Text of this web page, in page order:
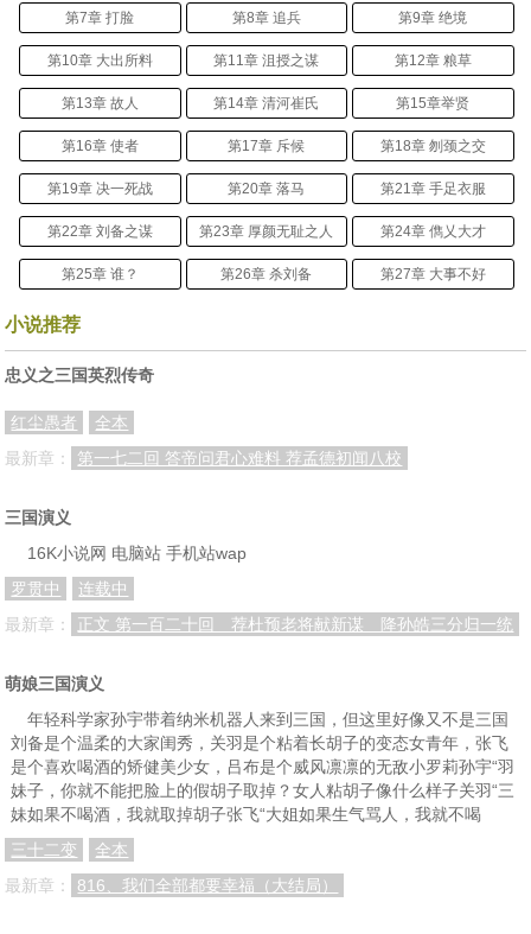
第7章 打脸 第8章 追兵 第9章 绝境
第10章 大出所料 第11章 沮授之谋 第12章 粮草
第13章 故人 第14章 清河崔氏 第15章举贤
第16章 使者 第17章 斥候 第18章 刎颈之交
第19章 决一死战 第20章 落马 第21章 手足衣服
第22章 刘备之谋 第23章 厚颜无耻之人 第24章 儁乂大才
第25章 谁？ 第26章 杀刘备 第27章 大事不好
第28章 围城
第36章 天使 第37章 成公英 第38章 双喜临门
第42章 大儒与虎臣
第45章 深夜来客
第48章 何人之谋？ 第49章 忌惮 第50章 居庸
第57章 榻上对 第58章 牵招之谋 第59章 定计
第60章 三通战鼓 第61章 劫营 第62章 一败涂地
第66章 邺城 第67章 生死
小说推荐
忠义之三国英烈传奇
红尘愚者
全本
最新章：
第一七二回 答帝问君心难料 荐孟德初闻八校
三国演义
16K小说网 电脑站 手机站wap
罗贯中
连载中
最新章：
正文 第一百二十回 荐杜预老将献新谋 降孙皓三分归一统
萌娘三国演义
年轻科学家孙宇带着纳米机器人来到三国，但这里好像又不是三国
刘备是个温柔的大家闺秀，关羽是个粘着长胡子的变态女青年，张飞
是个喜欢喝酒的矫健美少女，吕布是个威风凛凛的无敌小罗莉孙宇“羽
妹子，你就不能把脸上的假胡子取掉？女人粘胡子像什么样子关羽“三
妹如果不喝酒，我就取掉胡子张飞“大姐如果生气骂人，我就不喝
三十二变
全本
最新章：
816、我们全部都要幸福（大结局）